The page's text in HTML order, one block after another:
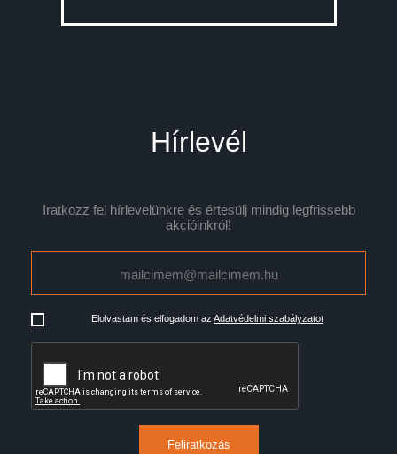
Hírlevél
Iratkozz fel hírlevelünkre és értesülj mindig legfrissebb
akcióinkról!
Elolvastam és elfogadom az Adatvédelmi szabályzatot
Feliratkozás